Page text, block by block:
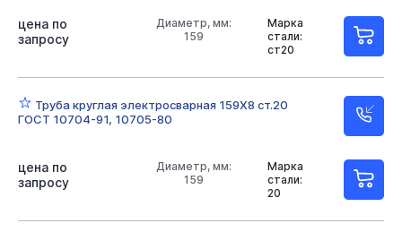
Марка
стали:
ст20
Диаметр, мм:
159
цена по
запросу
Труба круглая электросварная 159Х8 ст.20
ГОСТ 10704-91, 10705-80
Марка
стали:
20
Диаметр, мм:
159
цена по
запросу